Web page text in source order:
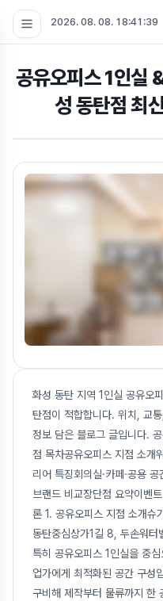
2026. 08. 08. 18:41:41
공유오피스 1인실
성 동탄점 최
화성 동탄 지역 1인실 공유오
탄점이 적합합니다. 위치, 교
정보 담은 블로그 글입니다.
점 목차공유오피스 지점 소개
리어 특징회의실·카페·공용
브랜드 비교장단점 요약이벤
론 1. 공유오피스 지점 소개슈
동탄중심상가1길 8, 두손워
특히 공유오피스 1인실을 중
업가에게 최적화된 공간 구성
구비해 제작부터 물류까지 한